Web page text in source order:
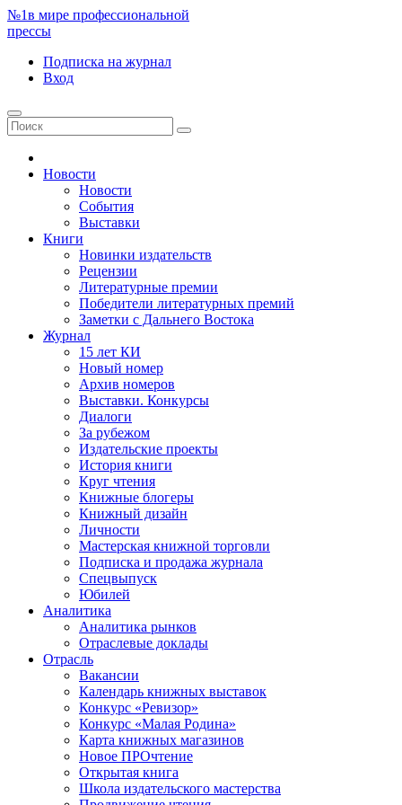
№1в мире профессиональной
прессы
Подписка на журнал
Вход
Новости
Новости
События
Выставки
Книги
Новинки издательств
Рецензии
Литературные премии
Победители литературных премий
Заметки с Дальнего Востока
Журнал
15 лет КИ
Новый номер
Архив номеров
Выставки. Конкурсы
Диалоги
За рубежом
Издательские проекты
История книги
Круг чтения
Книжные блогеры
Книжный дизайн
Личности
Мастерская книжной торговли
Подписка и продажа журнала
Спецвыпуск
Юбилей
Аналитика
Аналитика рынков
Отраслевые доклады
Отрасль
Вакансии
Календарь книжных выставок
Конкурс «Ревизор»
Конкурс «Малая Родина»
Карта книжных магазинов
Новое ПРОчтение
Открытая книга
Школа издательского мастерства